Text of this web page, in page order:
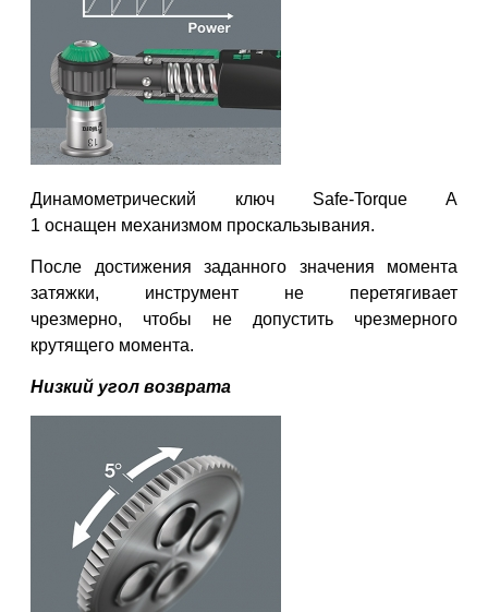
Динамометрический ключ Safe-Torque A
1 оснащен механизмом проскальзывания.
После достижения заданного значения момента
затяжки, инструмент не перетягивает
чрезмерно, чтобы не допустить чрезмерного
крутящего момента.
Низкий угол возврата